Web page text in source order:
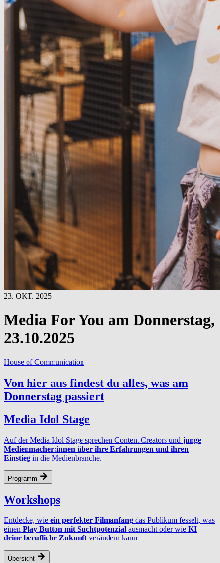
23. OKT. 2025
Media For You am Donnerstag,
23.10.2025
House of Communication
Von hier aus findest du alles, was am
Donnerstag passiert
Media Idol Stage
Auf der Media Idol Stage sprechen Content Creators und junge
Medienmacher:innen über ihre Erfahrungen und ihren
Einstieg in die Medienbranche.
Programm
Workshops
Entdecke, wie ein perfekter Filmanfang das Publikum fesselt, was
einen Play Button mit Suchtpotenzial ausmacht oder wie KI
deine berufliche Zukunftverändern kann.
Übersicht